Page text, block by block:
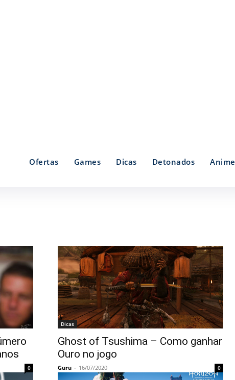
Ofertas Games Dicas Detonados Anime
0
Dicas
Ghost of Tsushima – Como ganhar
Ouro no jogo
Guru - 16/07/2020 0